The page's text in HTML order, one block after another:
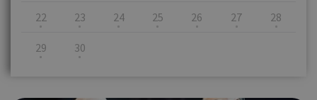
22 23 24 25 26 27 28
29 30